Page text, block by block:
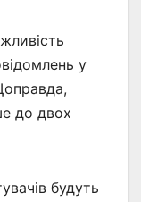
у
до двох
будуть